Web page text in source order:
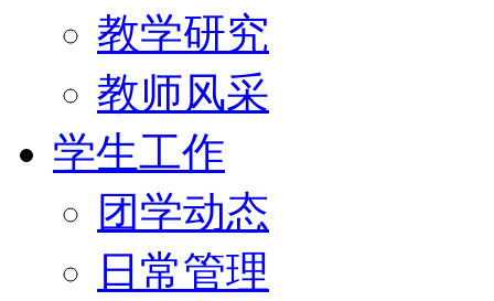
教学研究
教师风采
学生工作
团学动态
日常管理